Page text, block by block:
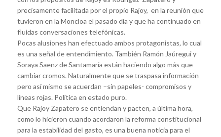
precisamente facilitada por el propio Rajoy, en la reunión que
tuvieron en la Moncloa el pasado día y que ha continuado en
fluidas conversaciones telefónicas.
Pocas alusiones han efectuado ambos protagonistas, lo cual
es una señal de entendimiento. También Ramón Jaúregui y
Soraya Saenz de Santamaría están haciendo algo más que
cambiar cromos. Naturalmente que se traspasa información
pero así mismo se acuerdan –sin papeles- compromisos y
líneas rojas. Política en estado puro.
Que Rajoy Zapatero se entiendan y pacten, a última hora,
como lo hicieron cuando acordaron la reforma constitucional
para la estabilidad del gasto, es una buena noticia para el